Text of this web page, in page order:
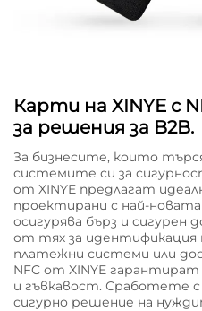
Карти на XINYE с
за решения за B2B.
За бизнесите, които
системите си за
от XINYE предлагат
проектирани с най-
осигурява бърз и
от тях за идентификация
платежни системи или
NFC от XINYE
и гъвкавост. Сработете с
сигурно решение на